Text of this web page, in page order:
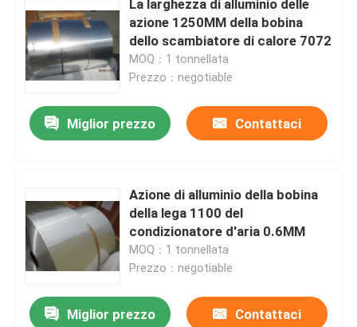
La larghezza di alluminio delle
azione 1250MM della bobina
dello scambiatore di calore 7072
MOQ：1 tonnellata
Prezzo：negotiable
Miglior prezzo Contattaci
Azione di alluminio della bobina
della lega 1100 del
condizionatore d'aria 0.6MM
MOQ：1 tonnellata
Prezzo：negotiable
Miglior prezzo Contattaci